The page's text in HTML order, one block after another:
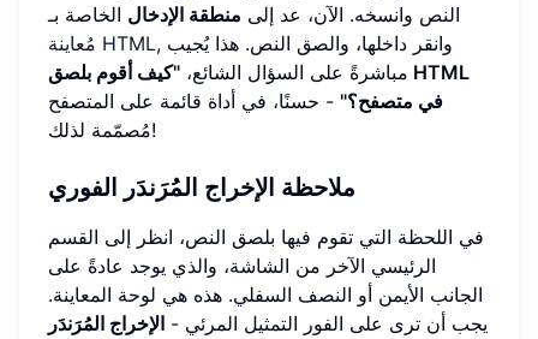
النص وانسخه. الآن، عد إلى منطقة الإدخال الخاصة بـ
مُعاينة HTML, وانقر داخلها، والصق النص. هذا يُجيب
مباشرةً على السؤال الشائع، "كيف أقوم بلصق HTML
في متصفح؟" - حسنًا، في أداة قائمة على المتصفح
مُصمّمة لذلك!
ملاحظة الإخراج المُرَندَر الفوري
في اللحظة التي تقوم فيها بلصق النص، انظر إلى القسم
الرئيسي الآخر من الشاشة، والذي يوجد عادةً على
الجانب الأيمن أو النصف السفلي. هذه هي لوحة المعاينة.
يجب أن ترى على الفور التمثيل المرئي - الإخراج المُرَندَر